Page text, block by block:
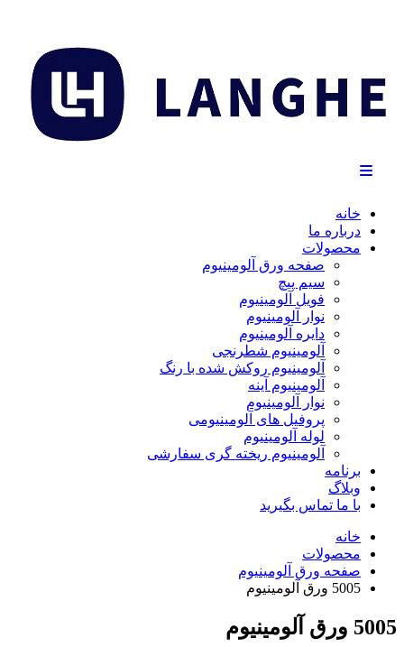
خانه
درباره ما
محصولات
صفحه ورق آلومینیوم
سیم پیچ
فویل آلومینیوم
نوار آلومینیوم
دایره آلومینیوم
آلومینیوم شطرنجی
آلومینیوم روکش شده با رنگ
آلومینیوم آینه
نوار آلومینیوم
پروفیل های آلومینیومی
لوله آلومینیوم
آلومینیوم ریخته گری سفارشی
برنامه
وبلاگ
با ما تماس بگیرید
خانه
محصولات
صفحه ورق آلومینیوم
5005 ورق آلومینیوم
5005 ورق آلومینیوم